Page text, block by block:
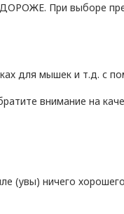
При выборе
для мышек и т.д. с
внимание на
(увы) ничего